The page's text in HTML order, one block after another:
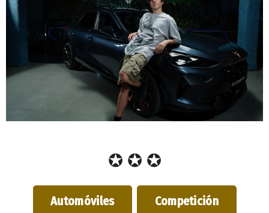
✪ ✪ ✪
Automóviles Competición